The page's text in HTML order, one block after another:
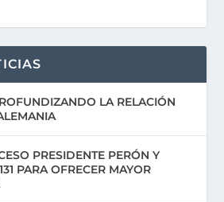
LA RELACIÓN
PRESIDENTE PERÓN Y
PARA OFRECER MAYOR